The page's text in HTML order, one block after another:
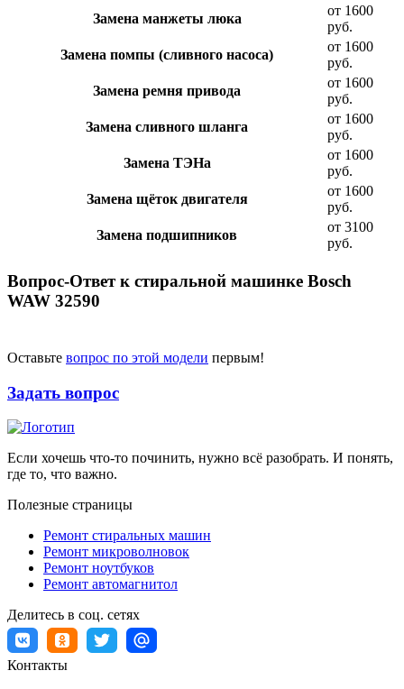
Замена манжеты люка
от 1600
руб.
Замена помпы (сливного насоса)
от 1600
руб.
Замена ремня привода
от 1600
руб.
Замена сливного шланга
от 1600
руб.
Замена ТЭНа
от 1600
руб.
Замена щёток двигателя
от 1600
руб.
Замена подшипников
от 3100
руб.
Вопрос-Ответ к стиральной машинке Bosch
WAW 32590
Оставьте вопрос по этой модели первым!
Задать вопрос
Если хочешь что-то починить, нужно всё разобрать. И понять,
где то, что важно.
Полезные страницы
Ремонт стиральных машин
Ремонт микроволновок
Ремонт ноутбуков
Ремонт автомагнитол
Делитесь в соц. сетях
Контакты